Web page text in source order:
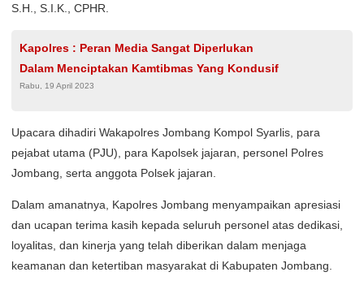
S.H., S.I.K., CPHR.
Kapolres : Peran Media Sangat Diperlukan
Dalam Menciptakan Kamtibmas Yang Kondusif
Rabu, 19 April 2023
Upacara dihadiri Wakapolres Jombang Kompol Syarlis, para
pejabat utama (PJU), para Kapolsek jajaran, personel Polres
Jombang, serta anggota Polsek jajaran.
Dalam amanatnya, Kapolres Jombang menyampaikan apresiasi
dan ucapan terima kasih kepada seluruh personel atas dedikasi,
loyalitas, dan kinerja yang telah diberikan dalam menjaga
keamanan dan ketertiban masyarakat di Kabupaten Jombang.